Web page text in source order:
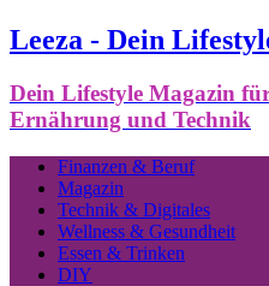
Leeza - Dein
Dein Lifestyle Magazin
Ernährung und Technik
Finanzen & Beruf
Magazin
Technik & Digitales
Wellness & Gesundheit
Essen & Trinken
DIY